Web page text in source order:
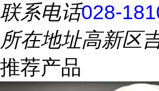
联系电话028-
所在地址高新区
推荐产品